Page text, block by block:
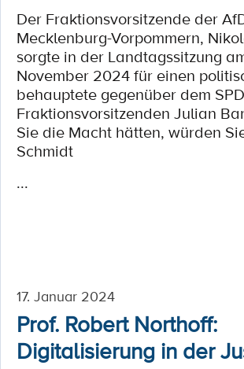
Der Fraktionsvorsitzende der
Mecklenburg-Vorpommern,
sorgte in der Landtagssitzung
November 2024 für einen
behauptete gegenüber dem
Fraktionsvorsitzenden Julian
Sie die Macht hätten, würden
Schmidt
...
17. Januar 2024
Prof. Robert Northoff:
Digitalisierung in der